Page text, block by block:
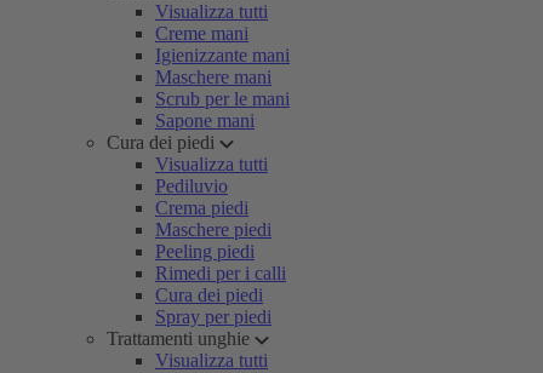
Visualizza tutti
Creme mani
Igienizzante mani
Maschere mani
Scrub per le mani
Sapone mani
Cura dei piedi
Visualizza tutti
Pediluvio
Crema piedi
Maschere piedi
Peeling piedi
Rimedi per i calli
Cura dei piedi
Spray per piedi
Trattamenti unghie
Visualizza tutti